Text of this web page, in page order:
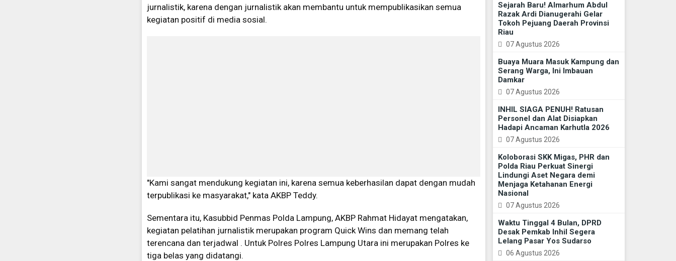
jurnalistik, karena dengan jurnalistik akan membantu untuk mempublikasikan semua
kegiatan positif di media sosial.
"Kami sangat mendukung kegiatan ini, karena semua keberhasilan dapat dengan mudah
terpublikasi ke masyarakat," kata AKBP Teddy.
Sementara itu, Kasubbid Penmas Polda Lampung, AKBP Rahmat Hidayat mengatakan,
kegiatan pelatihan jurnalistik merupakan program Quick Wins dan memang telah
terencana dan terjadwal . Untuk Polres Polres Lampung Utara ini merupakan Polres ke
tiga belas yang didatangi.
Sejarah Baru! Almarhum Abdul
Razak Ardi Dianugerahi Gelar
Tokoh Pejuang Daerah Provinsi
Riau
07 Agustus 2026
Buaya Muara Masuk Kampung dan
Serang Warga, Ini Imbauan
Damkar
07 Agustus 2026
INHIL SIAGA PENUH! Ratusan
Personel dan Alat Disiapkan
Hadapi Ancaman Karhutla 2026
07 Agustus 2026
Koloborasi SKK Migas, PHR dan
Polda Riau Perkuat Sinergi
Lindungi Aset Negara demi
Menjaga Ketahanan Energi
Nasional
07 Agustus 2026
Waktu Tinggal 4 Bulan, DPRD
Desak Pemkab Inhil Segera
Lelang Pasar Yos Sudarso
06 Agustus 2026